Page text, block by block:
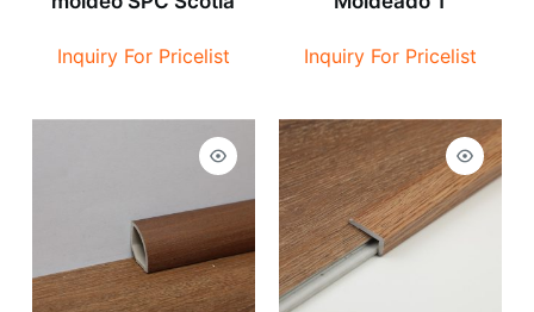
Inquiry For Pricelist Inquiry For Pricelist